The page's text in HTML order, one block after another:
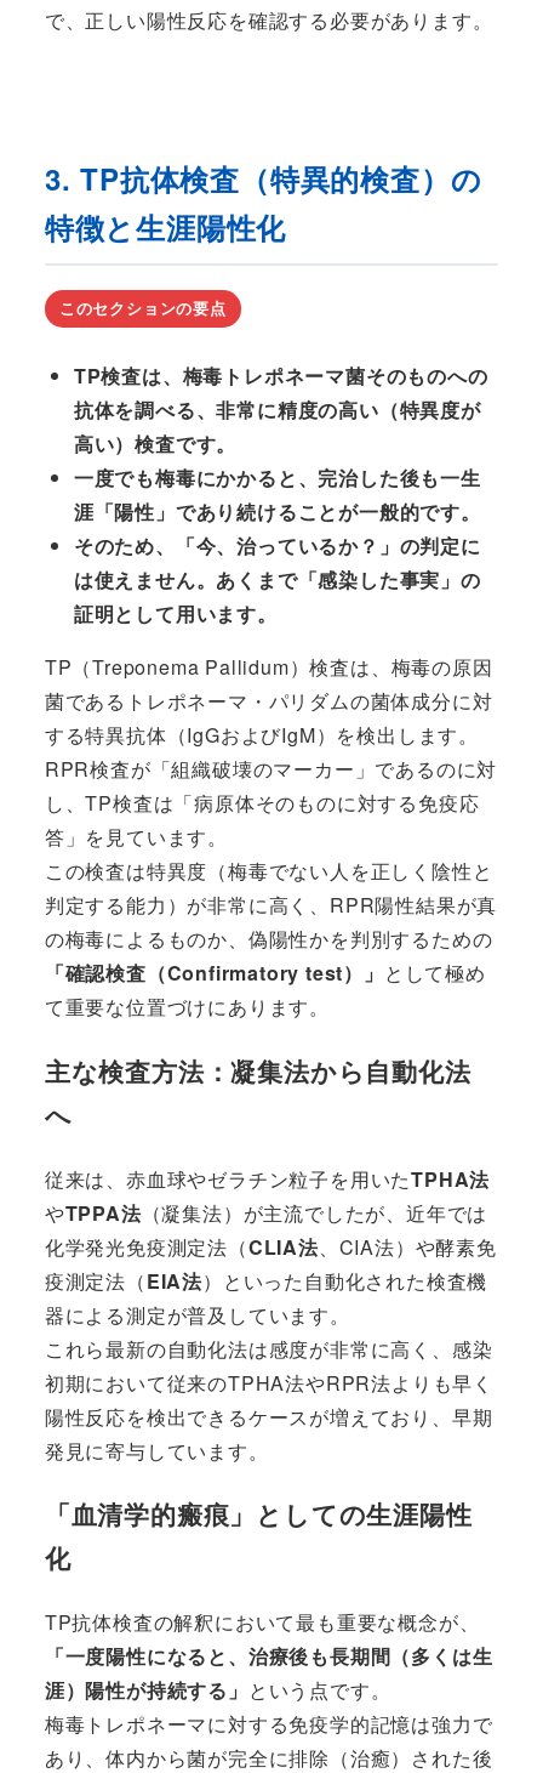
で、正しい陽性反応を確認する必要があります。
3. TP抗体検査（特異的検査）の
特徴と生涯陽性化
このセクションの要点
TP検査は、梅毒トレポネーマ菌そのものへの
抗体を調べる、非常に精度の高い（特異度が
高い）検査です。
一度でも梅毒にかかると、完治した後も一生
涯「陽性」であり続けることが一般的です。
そのため、「今、治っているか？」の判定に
は使えません。あくまで「感染した事実」の
証明として用います。
TP（Treponema Pallidum）検査は、梅毒の原因
菌であるトレポネーマ・パリダムの菌体成分に対
する特異抗体（IgGおよびIgM）を検出します。
RPR検査が「組織破壊のマーカー」であるのに対
し、TP検査は「病原体そのものに対する免疫応
答」を見ています。
この検査は特異度（梅毒でない人を正しく陰性と
判定する能力）が非常に高く、RPR陽性結果が真
の梅毒によるものか、偽陽性かを判別するための
「確認検査（Confirmatory test）」 として極め
て重要な位置づけにあります。
主な検査方法：凝集法から自動化法
へ
従来は、赤血球やゼラチン粒子を用いたTPHA法
やTPPA法（凝集法）が主流でしたが、近年では
化学発光免疫測定法（CLIA法、CIA法）や酵素免
疫測定法（EIA法）といった自動化された検査機
器による測定が普及しています。
これら最新の自動化法は感度が非常に高く、感染
初期において従来のTPHA法やRPR法よりも早く
陽性反応を検出できるケースが増えており、早期
発見に寄与しています。
「血清学的瘢痕」としての生涯陽性
化
TP抗体検査の解釈において最も重要な概念が、
「一度陽性になると、治療後も長期間（多くは生
涯）陽性が持続する」 という点です。
梅毒トレポネーマに対する免疫学的記憶は強力で
あり、体内から菌が完全に排除（治癒）された後